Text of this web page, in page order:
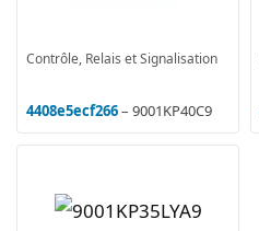
Contrôle, Relais et Signalisation
4408e5ecf266– 9001KP40C9